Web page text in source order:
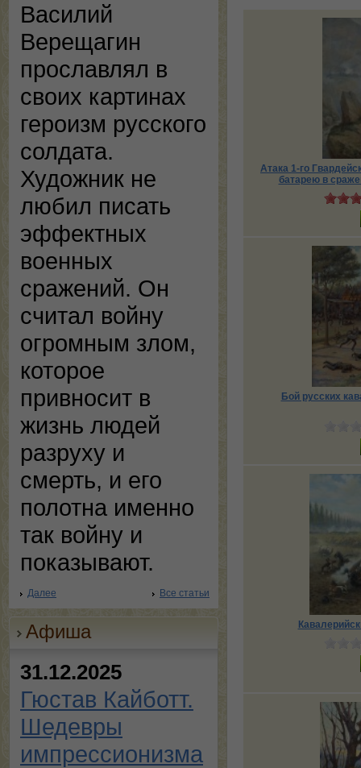
Василий
Верещагин
прославлял в
своих картинах
героизм русского
солдата.
Художник не
любил писать
эффектных
военных
сражений. Он
считал войну
огромным злом,
которое
привносит в
жизнь людей
разруху и
смерть, и его
полотна именно
так войну и
показывают.
Далее Все статьи
Афиша
31.12.2025
Гюстав Кайботт.
Шедевры
импрессионизма
Атака 1-го
батарею в
Бой русских